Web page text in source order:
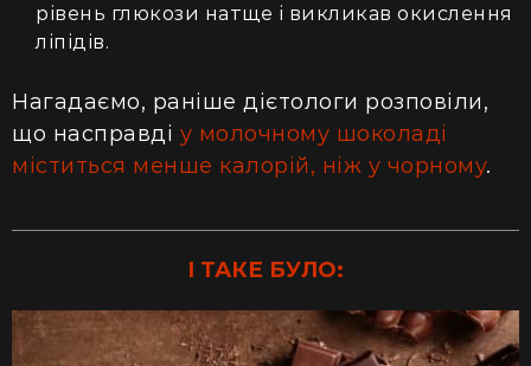
рівень глюкози натще і викликав окислення
ліпідів.
Нагадаємо, раніше дієтологи розповіли,
що насправді у молочному шоколаді
міститься менше калорій, ніж у чорному.
І ТАКЕ БУЛО: